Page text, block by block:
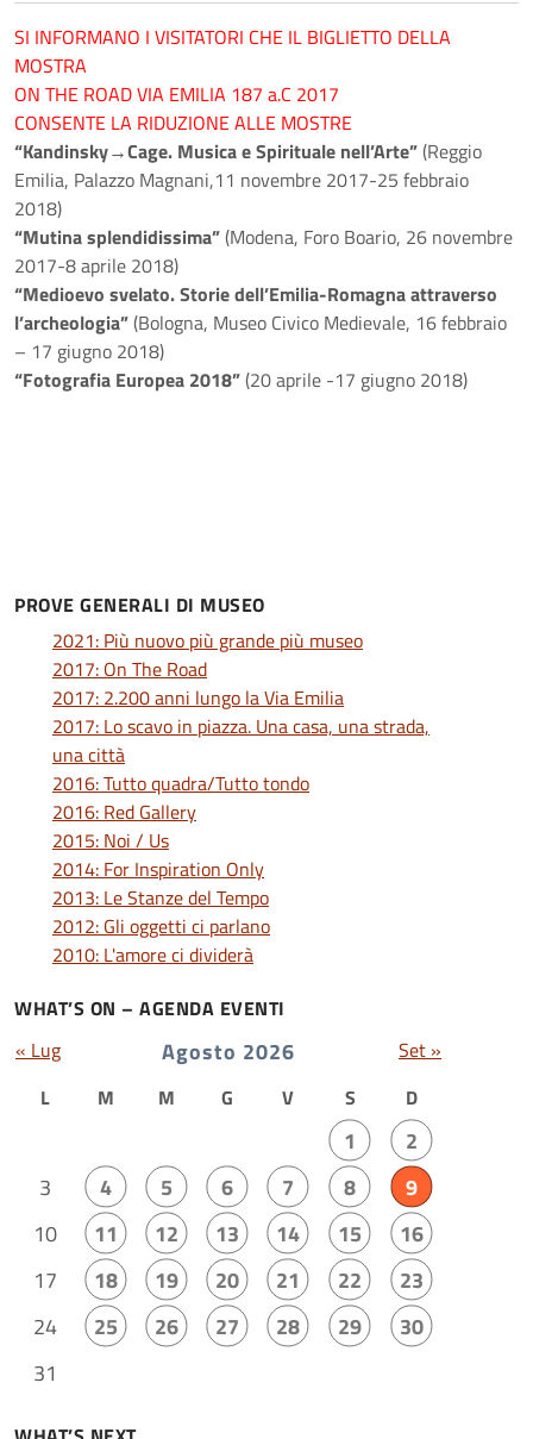
SI INFORMANO I VISITATORI CHE IL BIGLIETTO DELLA
MOSTRA
ON THE ROAD VIA EMILIA 187 a.C 2017
CONSENTE LA RIDUZIONE ALLE MOSTRE
“Kandinsky→Cage. Musica e Spirituale nell’Arte”(Reggio
Emilia, Palazzo Magnani,11 novembre 2017-25 febbraio
2018)
“Mutina splendidissima”(Modena, Foro Boario, 26 novembre
2017-8 aprile 2018)
“Medioevo svelato. Storie dell’Emilia-Romagna attraverso
l’archeologia”(Bologna, Museo Civico Medievale, 16 febbraio
– 17 giugno 2018)
“Fotografia Europea 2018”(20 aprile -17 giugno 2018)
PROVE GENERALI DI MUSEO
2021: Più nuovo più grande più museo
2017: On The Road
2017: 2.200 anni lungo la Via Emilia
2017: Lo scavo in piazza. Una casa, una strada,
una città
2016: Tutto quadra/Tutto tondo
2016: Red Gallery
2015: Noi / Us
2014: For Inspiration Only
2013: Le Stanze del Tempo
2012: Gli oggetti ci parlano
2010: L'amore ci dividerà
WHAT’S ON – AGENDA EVENTI
Agosto 2026
L M M G V S D
1
2
3
4 5 6 7 8
9
10
11 12 13 14 15
16
17
18 19 20 21 22
23
24
25 26 27 28 29
30
31
« Lug Set »